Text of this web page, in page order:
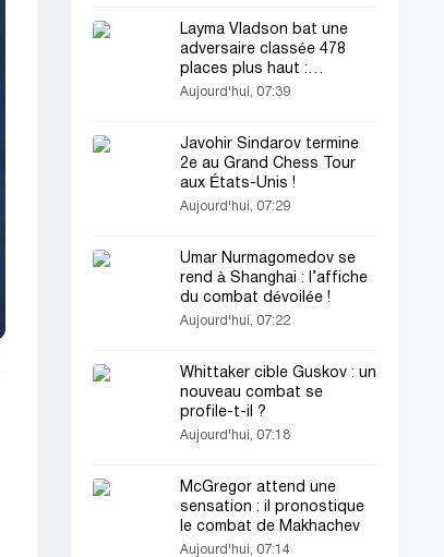
Layma Vladson bat une
adversaire classée 478
places plus haut :
sensation à Leipzig !
Aujourd'hui, 07:39
Javohir Sindarov termine
2e au Grand Chess Tour
aux États-Unis !
Aujourd'hui, 07:29
Umar Nurmagomedov se
rend à Shanghai : l’affiche
du combat dévoilée !
Aujourd'hui, 07:22
Whittaker cible Guskov : un
nouveau combat se
profile-t-il ?
Aujourd'hui, 07:18
McGregor attend une
sensation : il pronostique
le combat de Makhachev
Aujourd'hui, 07:14